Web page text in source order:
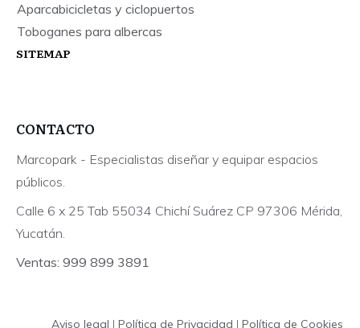
Aparcabicicletas y ciclopuertos
Toboganes para albercas
SITEMAP
CONTACTO
Marcopark - Especialistas diseñar y equipar espacios
públicos.
Calle 6 x 25 Tab 55034 Chichí Suárez CP 97306 Mérida,
Yucatán.
Ventas: 999 899 3891
Aviso legal | Política de Privacidad | Política de Cookies